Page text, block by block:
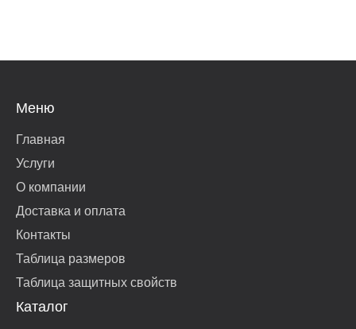
Меню
Главная
Услуги
О компании
Доставка и оплата
Контакты
Таблица размеров
Таблица защитных свойств
Каталог